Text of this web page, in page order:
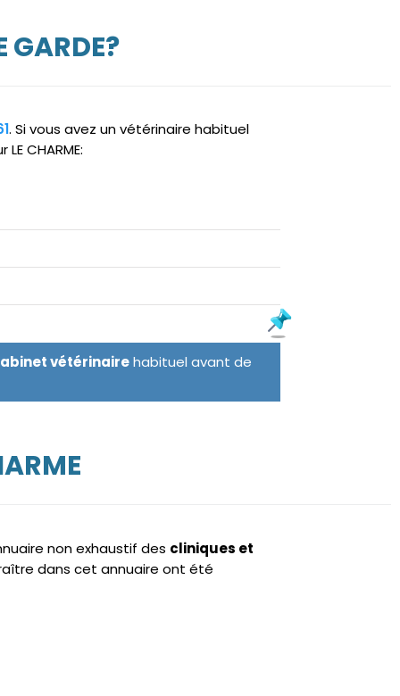
GARDE?
. Si vous avez un vétérinaire habituel
CHARME:
vétérinairehabituel avant de
non exhaustif des cliniques et
dans cet annuaire ont été